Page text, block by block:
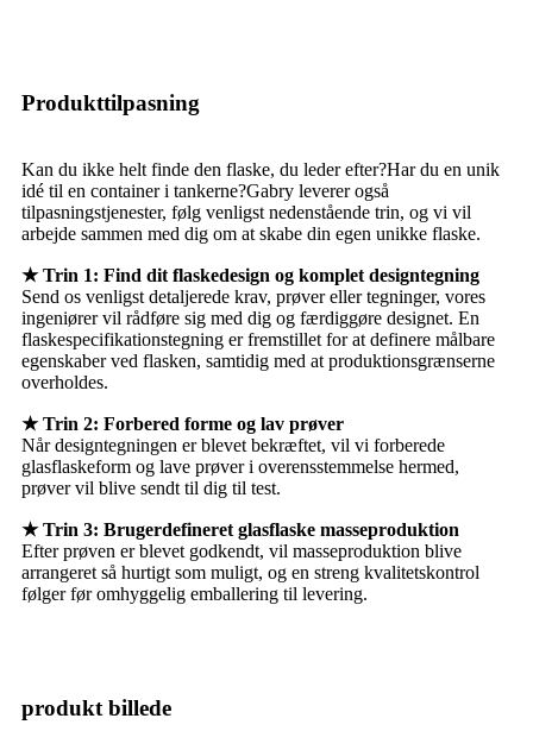
Produkttilpasning
Kan du ikke helt finde den flaske, du leder efter?Har du en unik
idé til en container i tankerne?Gabry leverer også
tilpasningstjenester, følg venligst nedenstående trin, og vi vil
arbejde sammen med dig om at skabe din egen unikke flaske.
★ Trin 1: Find dit flaskedesign og komplet designtegning
Send os venligst detaljerede krav, prøver eller tegninger, vores
ingeniører vil rådføre sig med dig og færdiggøre designet. En
flaskespecifikationstegning er fremstillet for at definere målbare
egenskaber ved flasken, samtidig med at produktionsgrænserne
overholdes.
★ Trin 2: Forbered forme og lav prøver
Når designtegningen er blevet bekræftet, vil vi forberede
glasflaskeform og lave prøver i overensstemmelse hermed,
prøver vil blive sendt til dig til test.
★ Trin 3: Brugerdefineret glasflaske masseproduktion
Efter prøven er blevet godkendt, vil masseproduktion blive
arrangeret så hurtigt som muligt, og en streng kvalitetskontrol
følger før omhyggelig emballering til levering.
produkt billede